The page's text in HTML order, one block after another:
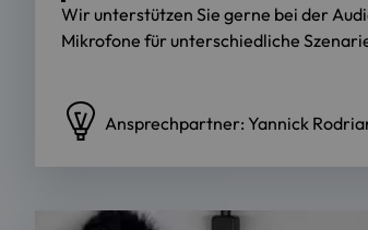
Wir unterstützen Sie gerne bei der
Mikrofone für unterschiedliche
Ansprechpartner: Yannick